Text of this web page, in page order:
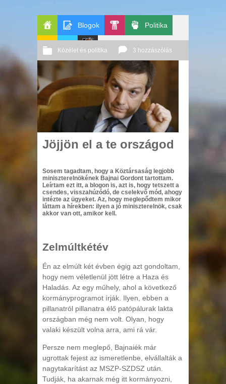
Főoldal
Blogok
Pop-
Kult
Politika
GeekZoneApablog
Patito
Journal
Közélet és politika 3 hozzászólás
2012 10. 10. Őri András
Jöjjön el a te országod
Sosem tagadtam, hogy a Köztársaság legjobb
miniszterelnökének Bajnai Gordont tartottam.
Leírtam ezt itt, a blogon is, azt is, hogy tetszett a
csendes, visszahúzódó, de cselekvő mód, ahogy
intézte az ügyeket. Az, hogy meglepődtem mikor
láttam a hírekben: ilyen a jó miniszterelnök, csak
akkor van ott, amikor kell.
Zelmúltkétév
Én az elmúlt két évben égig azt gondoltam,
hogy nem véletlenül jött létre a Haza és
Haladás. Az egy műhely, ahol a következő
kormányprogramot írják. Ilyen, ebben a
pillanatról pillanatra élő patópálurak lakta
országban még nem volt. Olyan, hogy
valaki készült volna arra, ami rá vár.
Persze nem meglepő, Bajnaiék már
ugrottak fejest az ismeretlenbe, elvállalták a
nagytakarítást az MSZP-SZDSZ után.
Tudják, ha akarnak még itt kormányozni,